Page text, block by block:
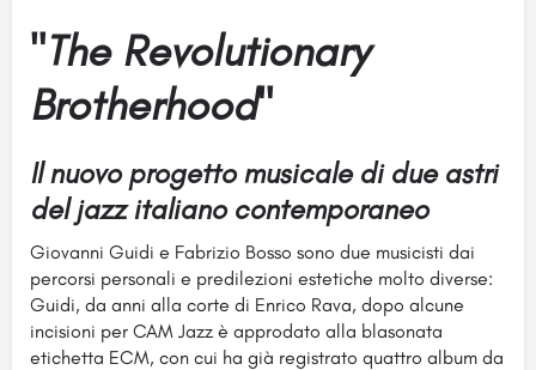
"The Revolutionary
Brotherhood"
Il nuovo progetto musicale di due astri
del jazz italiano contemporaneo
Giovanni Guidi e Fabrizio Bosso sono due musicisti dai
percorsi personali e predilezioni estetiche molto diverse:
Guidi, da anni alla corte di Enrico Rava, dopo alcune
incisioni per CAM Jazz è approdato alla blasonata
etichetta ECM, con cui ha già registrato quattro album da